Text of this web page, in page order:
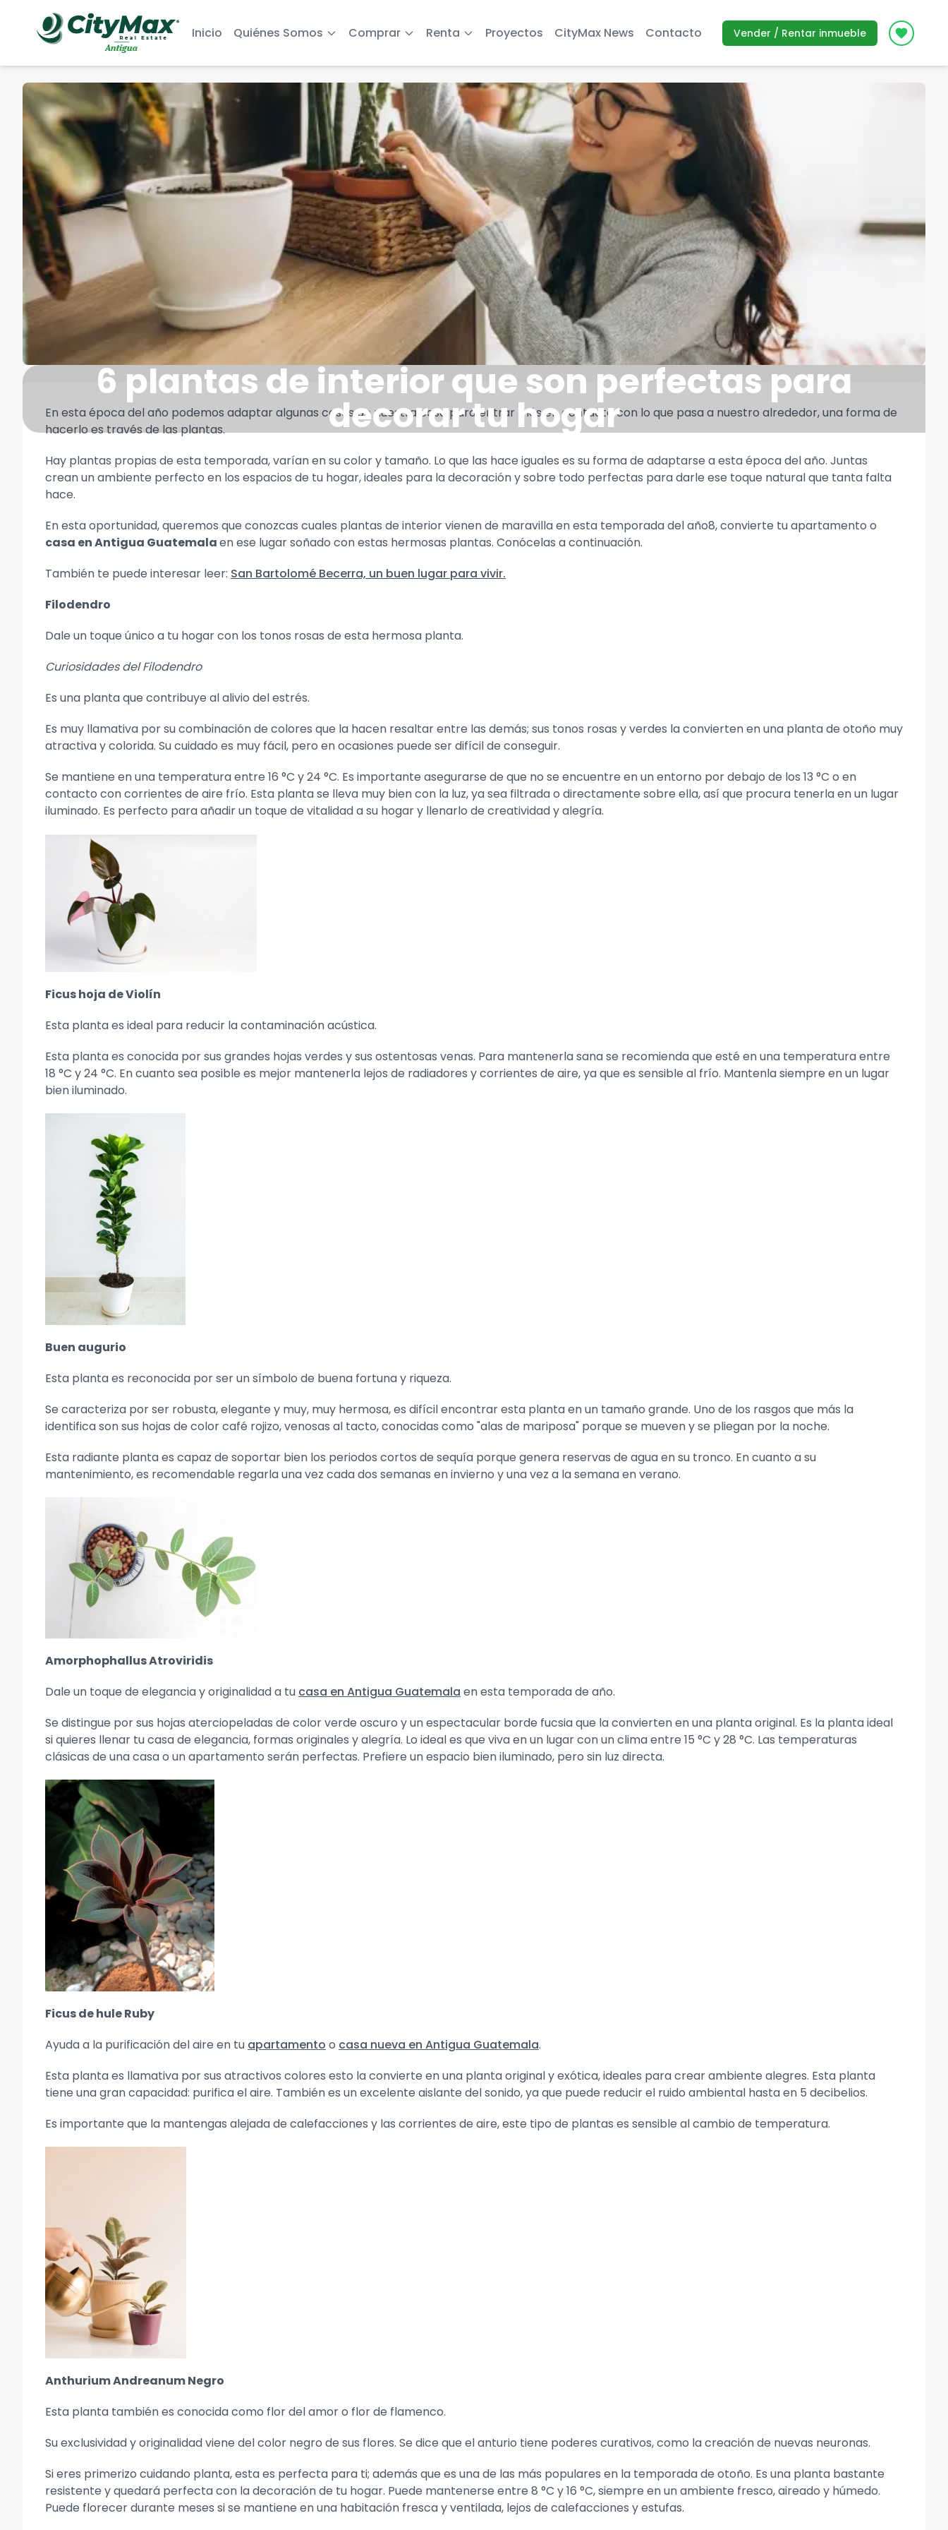
Inicio Quiénes Somos Comprar Renta Proyectos CityMax News Contacto Vender / Rentar inmueble Icon
6 plantas de interior que son perfectas para
decorar tu hogar
En esta época del año podemos adaptar algunas cosas de nuestra casa para entrar más en contacto con lo que pasa a nuestro alrededor, una forma de
hacerlo es través de las plantas.
Hay plantas propias de esta temporada, varían en su color y tamaño. Lo que las hace iguales es su forma de adaptarse a esta época del año. Juntas
crean un ambiente perfecto en los espacios de tu hogar, ideales para la decoración y sobre todo perfectas para darle ese toque natural que tanta falta
hace.
En esta oportunidad, queremos que conozcas cuales plantas de interior vienen de maravilla en esta temporada del año8, convierte tu apartamento o
casa en Antigua Guatemalaen ese lugar soñado con estas hermosas plantas. Conócelas a continuación.
También te puede interesar leer: San Bartolomé Becerra, un buen lugar para vivir.
Filodendro
Dale un toque único a tu hogar con los tonos rosas de esta hermosa planta.
Curiosidades del Filodendro
Es una planta que contribuye al alivio del estrés.
Es muy llamativa por su combinación de colores que la hacen resaltar entre las demás; sus tonos rosas y verdes la convierten en una planta de otoño muy
atractiva y colorida. Su cuidado es muy fácil, pero en ocasiones puede ser difícil de conseguir.
Se mantiene en una temperatura entre 16 °C y 24 °C. Es importante asegurarse de que no se encuentre en un entorno por debajo de los 13 °C o en
contacto con corrientes de aire frío. Esta planta se lleva muy bien con la luz, ya sea filtrada o directamente sobre ella, así que procura tenerla en un lugar
iluminado. Es perfecto para añadir un toque de vitalidad a su hogar y llenarlo de creatividad y alegría.
Ficus hoja de Violín
Esta planta es ideal para reducir la contaminación acústica.
Esta planta es conocida por sus grandes hojas verdes y sus ostentosas venas. Para mantenerla sana se recomienda que esté en una temperatura entre
18 °C y 24 °C. En cuanto sea posible es mejor mantenerla lejos de radiadores y corrientes de aire, ya que es sensible al frío. Mantenla siempre en un lugar
bien iluminado.
Buen augurio
Esta planta es reconocida por ser un símbolo de buena fortuna y riqueza.
Se caracteriza por ser robusta, elegante y muy, muy hermosa, es difícil encontrar esta planta en un tamaño grande. Uno de los rasgos que más la
identifica son sus hojas de color café rojizo, venosas al tacto, conocidas como "alas de mariposa" porque se mueven y se pliegan por la noche.
Esta radiante planta es capaz de soportar bien los periodos cortos de sequía porque genera reservas de agua en su tronco. En cuanto a su
mantenimiento, es recomendable regarla una vez cada dos semanas en invierno y una vez a la semana en verano.
Amorphophallus Atroviridis
Dale un toque de elegancia y originalidad a tu casa en Antigua Guatemala en esta temporada de año.
Se distingue por sus hojas aterciopeladas de color verde oscuro y un espectacular borde fucsia que la convierten en una planta original. Es la planta ideal
si quieres llenar tu casa de elegancia, formas originales y alegría. Lo ideal es que viva en un lugar con un clima entre 15 °C y 28 °C. Las temperaturas
clásicas de una casa o un apartamento serán perfectas. Prefiere un espacio bien iluminado, pero sin luz directa.
Ficus de hule Ruby
Ayuda a la purificación del aire en tu apartamento o casa nueva en Antigua Guatemala.
Esta planta es llamativa por sus atractivos colores esto la convierte en una planta original y exótica, ideales para crear ambiente alegres. Esta planta
tiene una gran capacidad: purifica el aire. También es un excelente aislante del sonido, ya que puede reducir el ruido ambiental hasta en 5 decibelios.
Es importante que la mantengas alejada de calefacciones y las corrientes de aire, este tipo de plantas es sensible al cambio de temperatura.
Anthurium Andreanum Negro
Esta planta también es conocida como flor del amor o flor de flamenco.
Su exclusividad y originalidad viene del color negro de sus flores. Se dice que el anturio tiene poderes curativos, como la creación de nuevas neuronas.
Si eres primerizo cuidando planta, esta es perfecta para ti; además que es una de las más populares en la temporada de otoño. Es una planta bastante
resistente y quedará perfecta con la decoración de tu hogar. Puede mantenerse entre 8 °C y 16 °C, siempre en un ambiente fresco, aireado y húmedo.
Puede florecer durante meses si se mantiene en una habitación fresca y ventilada, lejos de calefacciones y estufas.